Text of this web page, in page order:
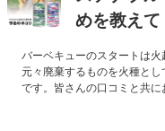
めを教えて
バーベキューのスタートは
元々廃棄するものを火種と
です。皆さんの口コミと共に